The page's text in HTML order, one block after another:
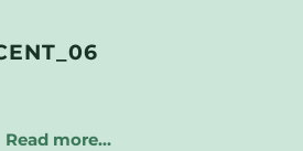
Read more…